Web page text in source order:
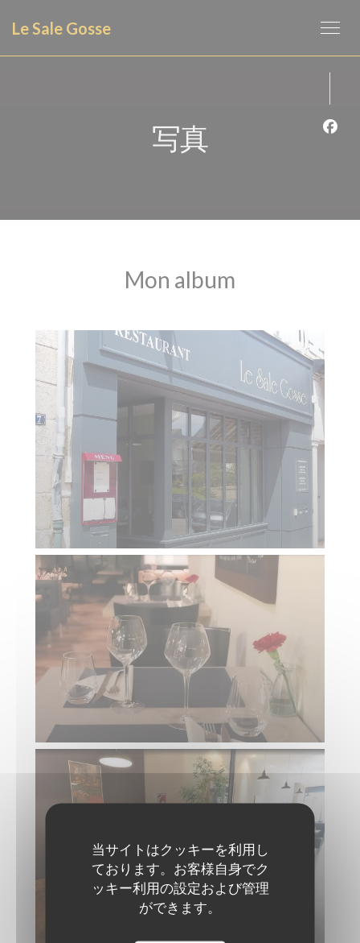
当サイトはクッキーを利用し
ております。お客様自身でク
ッキー利用の設定および管理
ができます。
Le Sale Gosse
写真
Mon album